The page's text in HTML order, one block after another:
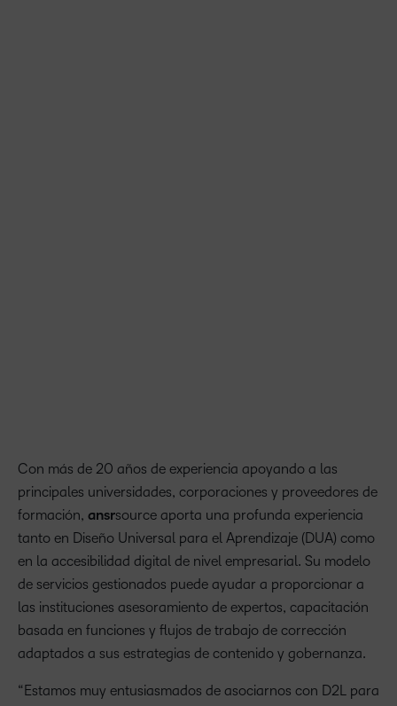
Con más de 20 años de experiencia apoyando a las
principales universidades, corporaciones y proveedores de
formación, ansrsource aporta una profunda experiencia
tanto en Diseño Universal para el Aprendizaje (DUA) como
en la accesibilidad digital de nivel empresarial. Su modelo
de servicios gestionados puede ayudar a proporcionar a
las instituciones asesoramiento de expertos, capacitación
basada en funciones y flujos de trabajo de corrección
adaptados a sus estrategias de contenido y gobernanza.
“Estamos muy entusiasmados de asociarnos con D2L para